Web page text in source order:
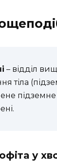
– відділ
тіла
у